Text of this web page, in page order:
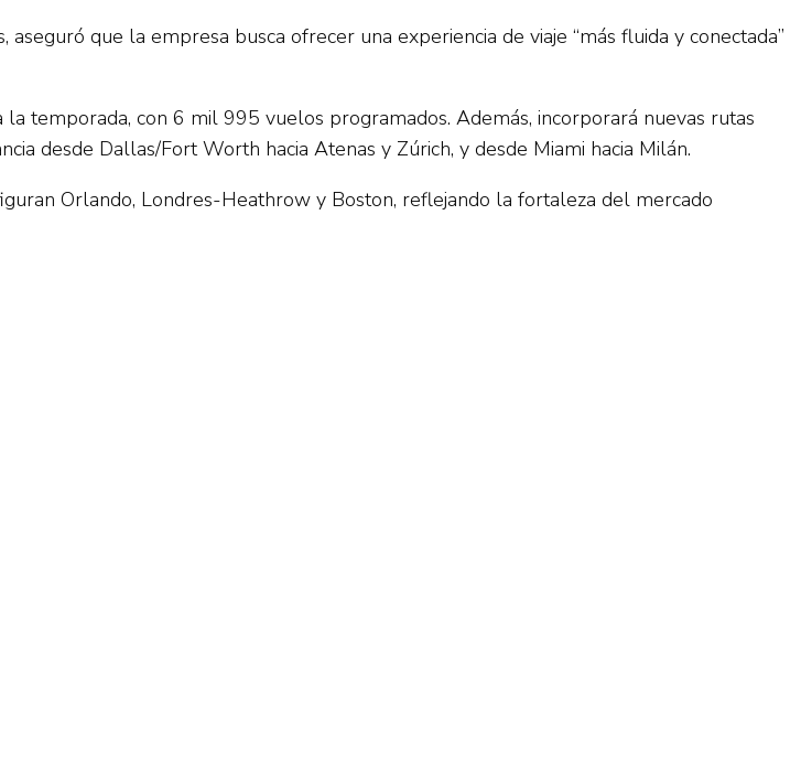
que la empresa busca ofrecer una experiencia de viaje “más fluida y conectada”
temporada, con 6 mil 995 vuelos programados. Además, incorporará nuevas rutas
desde Dallas/Fort Worth hacia Atenas y Zúrich, y desde Miami hacia Milán.
Orlando, Londres-Heathrow y Boston, reflejando la fortaleza del mercado